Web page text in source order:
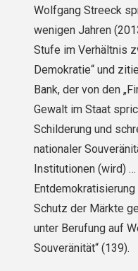
Wolfgang Streeck
wenigen Jahren
Stufe im Verhältnis
Demokratie“ und
Bank, der von den
Gewalt im Staat
Schilderung und
nationaler
Institutionen (wird)
Schutz der Märkte
unter Berufung auf
Souveränität“ (139).